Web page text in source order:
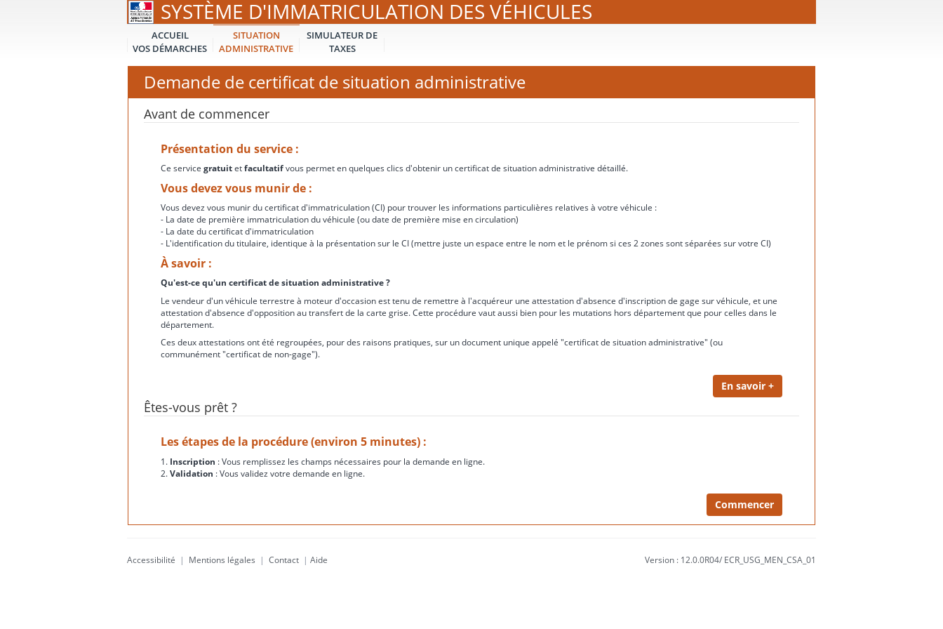
SYSTÈME D'IMMATRICULATION DES VÉHICULES
ACCUEIL
VOS DÉMARCHES
SITUATION
ADMINISTRATIVE
SIMULATEUR DE
TAXES
Demande de certificat de situation administrative
Avant de commencer
Présentation du service :
Ce service gratuitetfacultatifvous permet en quelques clics d'obtenir un certificat de situation administrative détaillé.
Vous devez vous munir de :
Vous devez vous munir du certificat d'immatriculation (CI) pour trouver les informations particulières relatives à votre véhicule :
- La date de première immatriculation du véhicule (ou date de première mise en circulation)
- La date du certificat d'immatriculation
- L'identification du titulaire, identique à la présentation sur le CI (mettre juste un espace entre le nom et le prénom si ces 2 zones sont séparées sur votre CI)
À savoir :
Qu'est-ce qu'un certificat de situation administrative ?
Le vendeur d'un véhicule terrestre à moteur d'occasion est tenu de remettre à l'acquéreur une attestation d'absence d'inscription de gage sur véhicule, et une
attestation d'absence d'opposition au transfert de la carte grise. Cette procédure vaut aussi bien pour les mutations hors département que pour celles dans le
département.
Ces deux attestations ont été regroupées, pour des raisons pratiques, sur un document unique appelé "certificat de situation administrative" (ou
communément "certificat de non-gage").
Êtes-vous prêt ?
Les étapes de la procédure (environ 5 minutes) :
1. Inscription : Vous remplissez les champs nécessaires pour la demande en ligne.
2.Validation : Vous validez votre demande en ligne.
Accessibilité | Mentions légales | Contact | Aide Version : 12.0.0R04/ ECR_USG_MEN_CSA_01